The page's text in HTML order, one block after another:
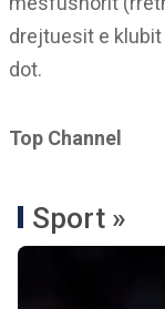
drejtuesit e klubit
dot.
Top Channel
Sport »